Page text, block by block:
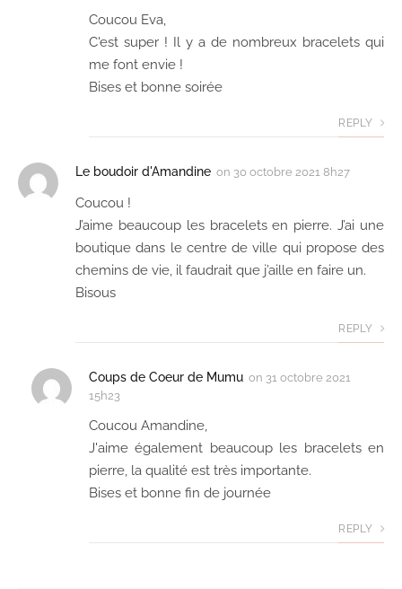
Coucou Eva,
C'est super ! Il y a de nombreux bracelets qui
me font envie !
Bises et bonne soirée
REPLY
Le boudoir d'Amandine on 30 octobre 2021 8h27
Coucou !
J’aime beaucoup les bracelets en pierre. J’ai une
boutique dans le centre de ville qui propose des
chemins de vie, il faudrait que j’aille en faire un.
Bisous
REPLY
Coups de Coeur de Mumu on 31 octobre 2021
15h23
Coucou Amandine,
J'aime également beaucoup les bracelets en
pierre, la qualité est très importante.
Bises et bonne fin de journée
REPLY